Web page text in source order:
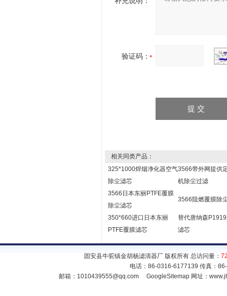
验证码：
相关同类产品：
325*1000焊烟净化器空气
除尘滤芯
3566带外网提供
机除尘过滤
3566日本东丽PTFE覆膜
除尘滤芯
3566阻燃覆膜除
350*660进口日本东丽
PTFE覆膜滤芯
替代唐纳森
滤芯
固安县牛驼镇金胡杨滤清器厂 版权所有 总访问量：
电话：86-0316-6177139 传真：
邮箱： 1010439555@qq.com GoogleSitemap网址：